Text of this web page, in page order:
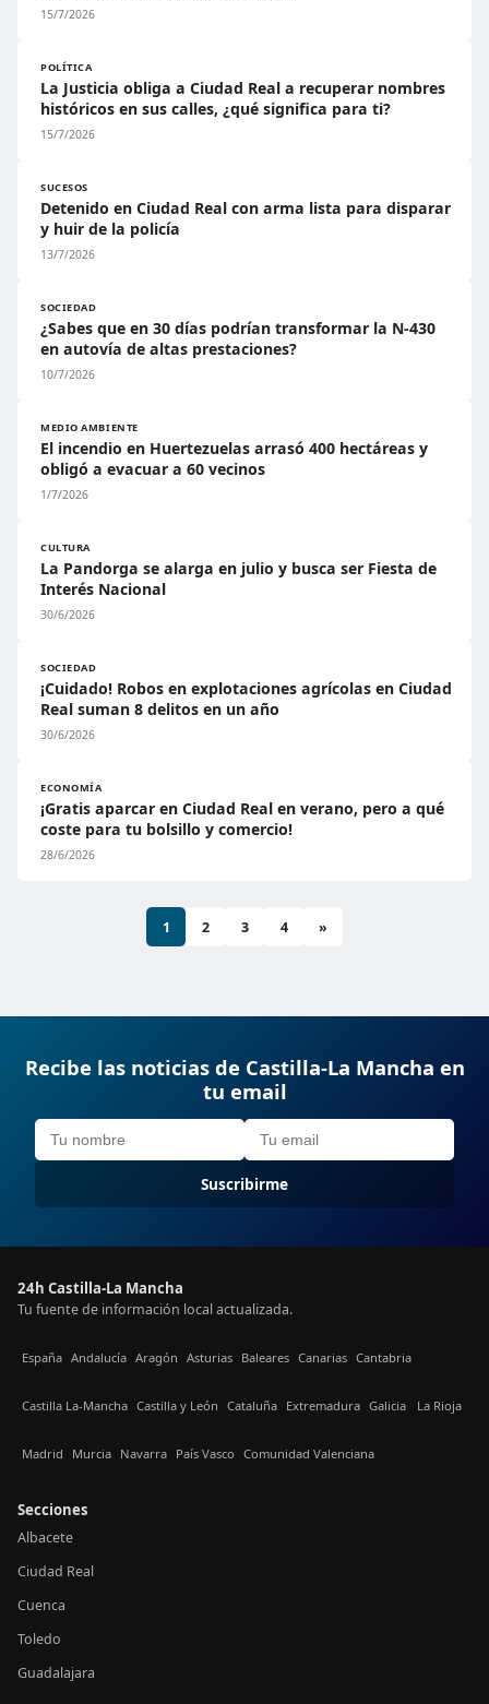
15/7/2026
POLÍTICA
La Justicia obliga a Ciudad Real a recuperar nombres
históricos en sus calles, ¿qué significa para ti?
15/7/2026
SUCESOS
Detenido en Ciudad Real con arma lista para disparar
y huir de la policía
13/7/2026
SOCIEDAD
¿Sabes que en 30 días podrían transformar la N-430
en autovía de altas prestaciones?
10/7/2026
MEDIO AMBIENTE
El incendio en Huertezuelas arrasó 400 hectáreas y
obligó a evacuar a 60 vecinos
1/7/2026
CULTURA
La Pandorga se alarga en julio y busca ser Fiesta de
Interés Nacional
30/6/2026
SOCIEDAD
¡Cuidado! Robos en explotaciones agrícolas en Ciudad
Real suman 8 delitos en un año
30/6/2026
ECONOMÍA
¡Gratis aparcar en Ciudad Real en verano, pero a qué
coste para tu bolsillo y comercio!
28/6/2026
1 2 3 4 »
Recibe las noticias de Castilla-La Mancha en
tu email
Suscribirme
24h Castilla-La Mancha
Tu fuente de información local actualizada.
España Andalucía Aragón Asturias Baleares Canarias Cantabria
Castilla La-Mancha Castilla y León Cataluña Extremadura Galicia La Rioja
Madrid Murcia Navarra País Vasco Comunidad Valenciana
Secciones
Albacete
Ciudad Real
Cuenca
Toledo
Guadalajara